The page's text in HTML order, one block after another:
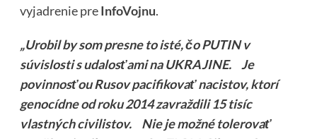
vyjadrenie preInfoVojnu.
„Urobil by som presne to isté, čo PUTIN v
súvislosti s udalosťami na UKRAJINE. Je
povinnosťou Rusov pacifikovať nacistov, ktorí
genocídne od roku 2014 zavraždili 15 tisíc
vlastných civilistov. Nie je možné tolerovať